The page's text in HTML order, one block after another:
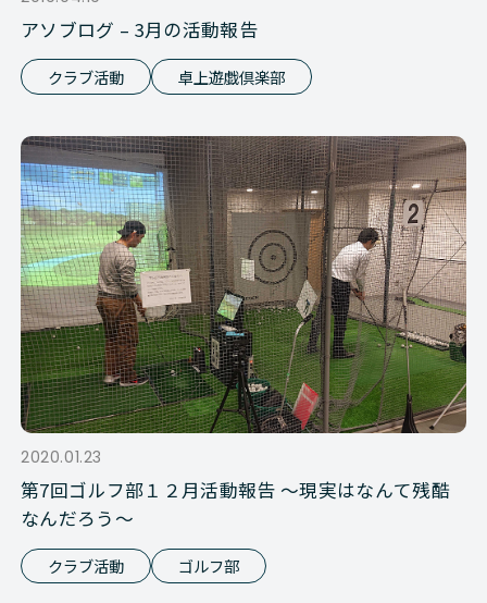
アソブログ – 3月の活動報告
クラブ活動 卓上遊戯倶楽部
2020.01.23
第7回ゴルフ部１２月活動報告 ～現実はなんて残酷
なんだろう～
クラブ活動 ゴルフ部